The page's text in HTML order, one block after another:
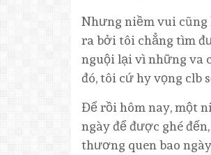
Nhưng niềm vui
ra bởi tôi chẳng tìm
nguội lại vì những va
đó, tôi cứ hy vọng clb
Để rồi hôm nay, một
ngày để được ghé
thương quen bao